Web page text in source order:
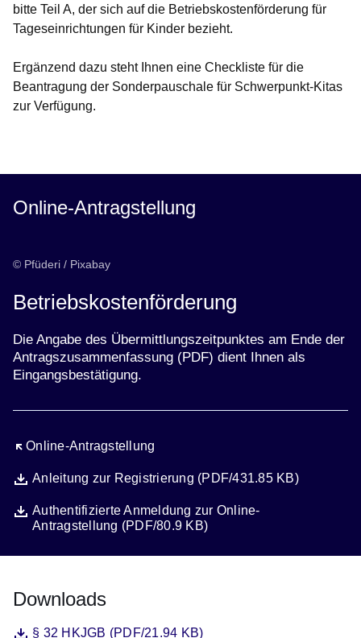
bitte Teil A, der sich auf die Betriebskostenförderung für
Tageseinrichtungen für Kinder bezieht.
Ergänzend dazu steht Ihnen eine Checkliste für die
Beantragung der Sonderpauschale für Schwerpunkt-Kitas
zur Verfügung.
Online-Antragstellung
© Pfüderi / Pixabay
Betriebskostenförderung
Die Angabe des Übermittlungszeitpunktes am Ende der
Antragszusammenfassung (PDF) dient Ihnen als
Eingangsbestätigung.
Online-Antragstellung
Öffnet sich in einem neuen Fenster
DateiAnleitung zur Registrierung (PDF/431.85 KB)
Öffnet sich in einem neuen Fenster
DateiAuthentifizierte Anmeldung zur Online-
Antragstellung (PDF/80.9 KB)
Öffnet sich in einem neuen Fenster
Downloads
Datei§ 32 HKJGB (PDF/21.94 KB)
Öffnet sich in einem neuen Fenster